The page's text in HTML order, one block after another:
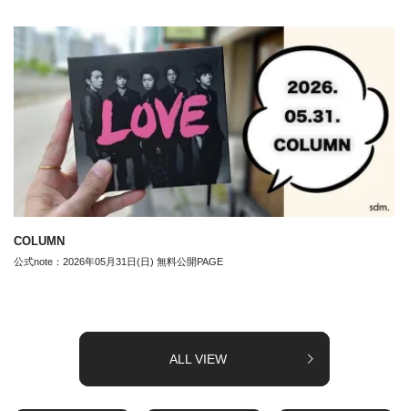
COLUMN
公式note：2026年05月31日(日) 無料公開PAGE
ALL VIEW